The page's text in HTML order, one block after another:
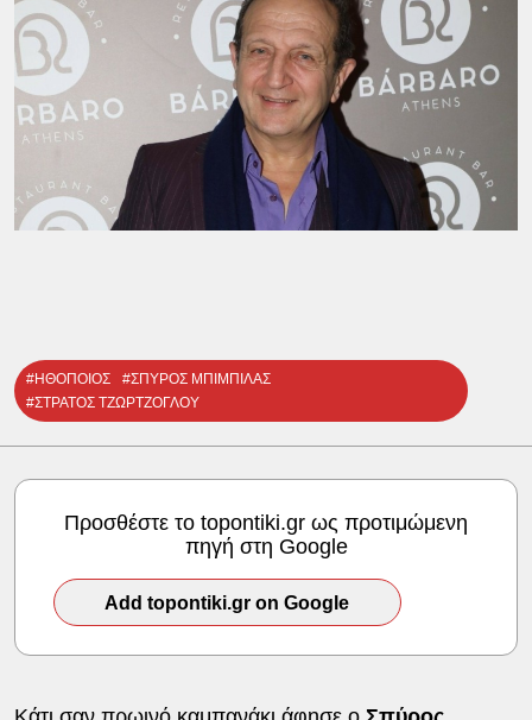
#ΗΘΟΠΟΙΟΣ
#ΣΠΥΡΟΣ ΜΠΙΜΠΙΛΑΣ
#ΣΤΡΑΤΟΣ ΤΖΩΡΤΖΟΓΛΟΥ
Προσθέστε το topontiki.gr ως προτιμώμενη
πηγή στη Google
Add topontiki.gr on Google